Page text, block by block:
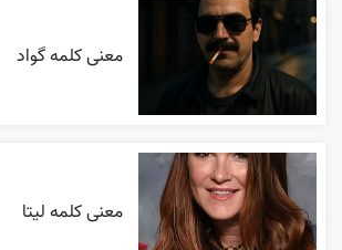
معنی کلمه گواد
معنی کلمه لیتا